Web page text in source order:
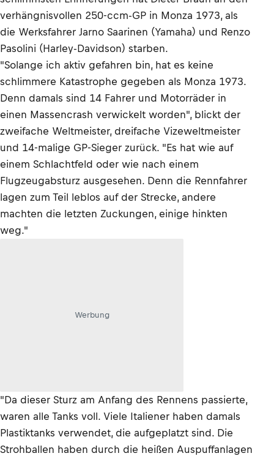
verhängnisvollen 250-ccm-GP in Monza 1973, als
die Werksfahrer Jarno Saarinen (Yamaha) und Renzo
Pasolini (Harley-Davidson) starben.
"Solange ich aktiv gefahren bin, hat es keine
schlimmere Katastrophe gegeben als Monza 1973.
Denn damals sind 14 Fahrer und Motorräder in
einen Massencrash verwickelt worden", blickt der
zweifache Weltmeister, dreifache Vizeweltmeister
und 14-malige GP-Sieger zurück. "Es hat wie auf
einem Schlachtfeld oder wie nach einem
Flugzeugabsturz ausgesehen. Denn die Rennfahrer
lagen zum Teil leblos auf der Strecke, andere
machten die letzten Zuckungen, einige hinkten
weg."
Werbung
"Da dieser Sturz am Anfang des Rennens passierte,
waren alle Tanks voll. Viele Italiener haben damals
Plastiktanks verwendet, die aufgeplatzt sind. Die
Strohballen haben durch die heißen Auspuffanlagen